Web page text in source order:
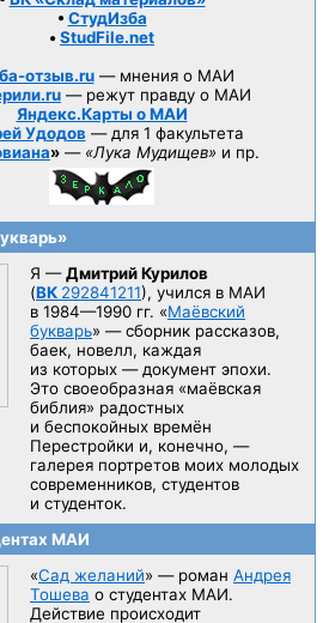
• СтудИзба
• StudFile.net
отзыв.ru— мнения о МАИ
— режут правду о МАИ
Яндекс.Карты о МАИ
Удодов — для 1 факультета
» — «Лука Мудищев» и пр.
Я —Дмитрий Курилов
(ВК 292841211), учился в МАИ
в 1984—1990 гг. «Маёвский
букварь» — сборник рассказов,
баек, новелл, каждая
из которых — документ эпохи.
Это своеобразная «маёвская
библия» радостных
и беспокойных времён
Перестройки и, конечно, —
галерея портретов моих молодых
современников, студентов
и студенток.
МАИ
«Сад желаний» — роман Андрея
Тошева о студентах МАИ.
Действие происходит